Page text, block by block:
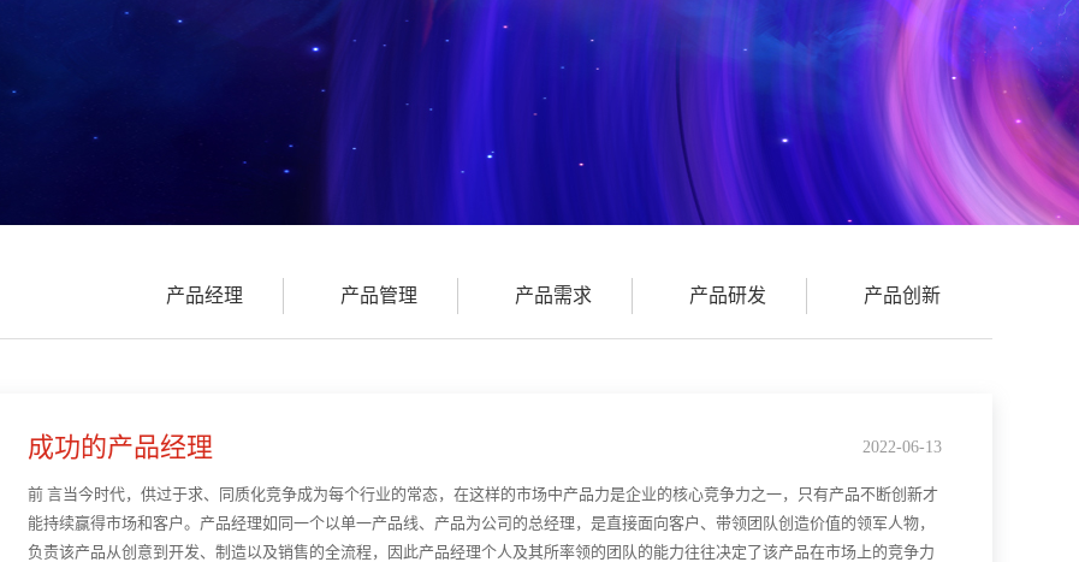
产品经理 产品管理 产品需求 产品研发 产品创新
成功的产品经理 2022-06-13
前 言当今时代，供过于求、同质化竞争成为每个行业的常态，在这样的市场中产品力是企业的核心竞争力之一，只有产品不断创新才
能持续赢得市场和客户。产品经理如同一个以单一产品线、产品为公司的总经理，是直接面向客户、带领团队创造价值的领军人物，
负责该产品从创意到开发、制造以及销售的全流程，因此产品经理个人及其所率领的团队的能力往往决定了该产品在市场上的竞争力